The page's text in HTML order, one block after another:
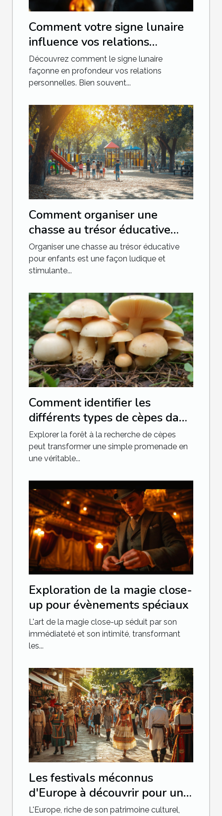
Comment votre signe lunaire
influence vos relations
personnelles
Découvrez comment le signe lunaire
façonne en profondeur vos relations
personnelles. Bien souvent...
Comment organiser une
chasse au trésor éducative
pour enfants
Organiser une chasse au trésor éducative
pour enfants est une façon ludique et
stimulante...
Comment identifier les
différents types de cèpes dans
la nature
Explorer la forêt à la recherche de cèpes
peut transformer une simple promenade en
une véritable...
Exploration de la magie close-
up pour évènements spéciaux
L'art de la magie close-up séduit par son
immédiateté et son intimité, transformant
les...
Les festivals méconnus
d'Europe à découvrir pour une
expérience culturelle unique
L'Europe, riche de son patrimoine culturel,